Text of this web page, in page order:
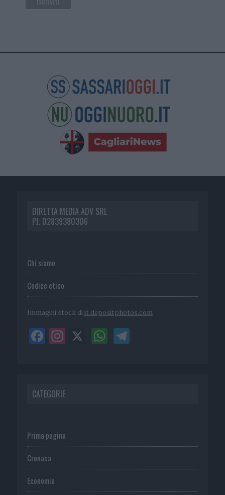
DIRETTA MEDIA ADV SRL
P.I. 02839380306
Chi siamo
Codice etico
Immagini stock di it.depositphotos.com
CATEGORIE
Prima pagina
Cronaca
Economia